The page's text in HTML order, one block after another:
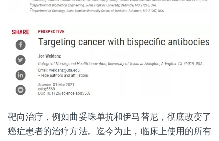
靶向治疗，例如曲妥珠单抗和伊马替尼，彻底改变了
癌症患者的治疗方法。迄今为止，临床上使用的所有